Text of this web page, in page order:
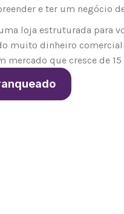
e ter um negócio
loja estruturada para
muito dinheiro
mercado que cresce de 15